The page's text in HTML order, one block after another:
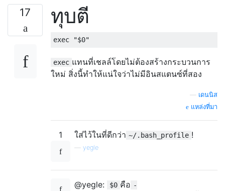
17 ทุบตี
exec แทนที่เชลล์โดยไม่ต้องสร้างกระบวนการ
ใหม่ สิ่งนี้ทำให้แน่ใจว่าไม่มีอินสแตนซ์ที่สอง
เดนนิส
แหล่งที่มา
1 ใส่ไว้ในที่ดีกว่า ~/.bash_profile !
yegle
@yegle: $0 คือ -